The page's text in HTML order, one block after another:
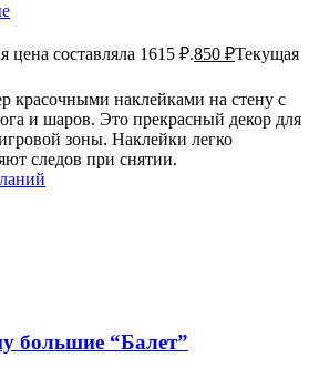
цена составляла 1615 ₽.850 ₽Текущая
красочными наклейками на стену с
и шаров. Это прекрасный декор для
зоны. Наклейки легко
следов при снятии.
большие “Балет”